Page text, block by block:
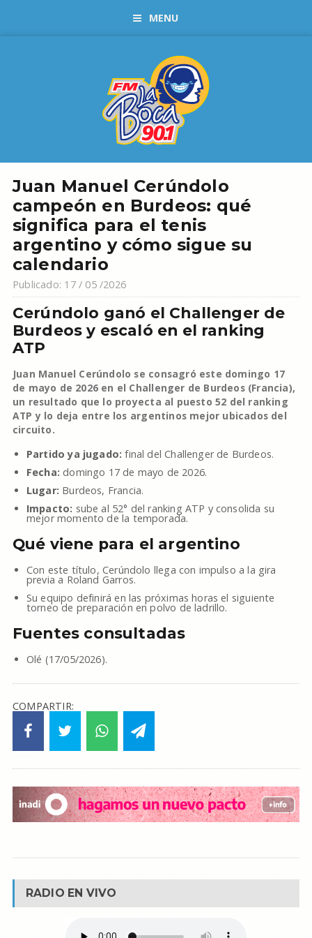
MENU
Juan Manuel Cerúndolo
campeón en Burdeos: qué
significa para el tenis
argentino y cómo sigue su
calendario
Publicado: 17 / 05 /2026
Cerúndolo ganó el Challenger de
Burdeos y escaló en el ranking
ATP
Juan Manuel Cerúndolo se consagró este domingo 17
de mayo de 2026 en el Challenger de Burdeos (Francia),
un resultado que lo proyecta al puesto 52 del ranking
ATP y lo deja entre los argentinos mejor ubicados del
circuito.
Partido ya jugado: final del Challenger de Burdeos.
Fecha: domingo 17 de mayo de 2026.
Lugar: Burdeos, Francia.
Impacto: sube al 52° del ranking ATP y consolida su
mejor momento de la temporada.
Qué viene para el argentino
Con este título, Cerúndolo llega con impulso a la gira
previa a Roland Garros.
Su equipo definirá en las próximas horas el siguiente
torneo de preparación en polvo de ladrillo.
Fuentes consultadas
Olé (17/05/2026).
COMPARTIR:
RADIO EN VIVO